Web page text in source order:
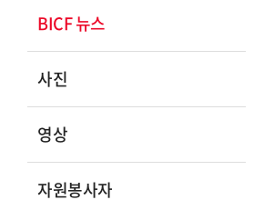
BICF 뉴스
사진
영상
자원봉사자